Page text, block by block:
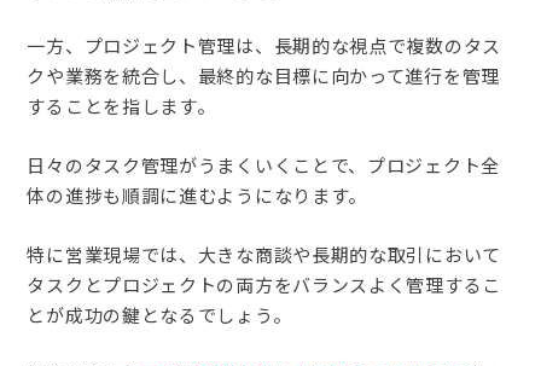
一方、プロジェクト管理は、長期的な視点で複数のタス
クや業務を統合し、最終的な目標に向かって進行を管理
することを指します。
日々のタスク管理がうまくいくことで、プロジェクト全
体の進捗も順調に進むようになります。
特に営業現場では、大きな商談や長期的な取引において
タスクとプロジェクトの両方をバランスよく管理するこ
とが成功の鍵となるでしょう。